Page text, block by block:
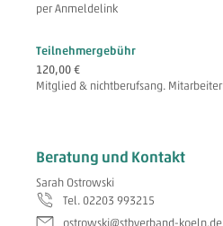
per Anmeldelink
Teilnehmergebühr
120,00 €
Mitglied & nichtberufsang. Mitarbeiter
Beratung und Kontakt
Sarah Ostrowski
Tel. 02203 993215
ostrowski@stbverband-koeln.de